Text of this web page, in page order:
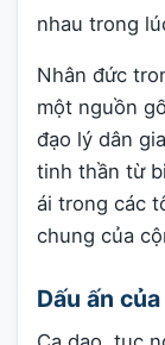
nhau trong
Nhân đức
một nguồn
đạo lý dân
tinh thần từ
ái trong các
chung của
Dấu ấn